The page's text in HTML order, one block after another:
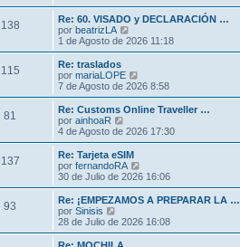
e
s
a
j
e
m
o
m
e
s
a
j
e
r
ú
t
m
e
s
j
e
138
Re: 60. VISADO y DECLARACIÓN …
por beatrizLA
e
r
l
t
m
o
m
e
s
a
j
e
1 de Agosto de 2026 11:18
115
Re: traslados
por mariaLOPE
e
r
ú
t
o
m
e
s
j
e
7 de Agosto de 2026 8:58
81
Re: Customs Online Traveller …
por ainhoaR
e
r
ú
l
t
m
o
m
e
4 de Agosto de 2026 17:30
137
Re: Tarjeta eSIM
por fernandoRA
e
r
ú
t
30 de Julio de 2026 16:06
93
Re: ¡EMPEZAMOS A PREPARAR LA …
por Sinisis
e
r
ú
28 de Julio de 2026 16:08